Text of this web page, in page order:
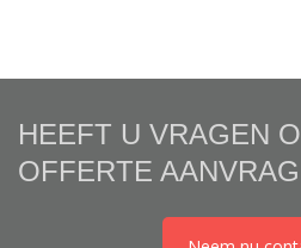
HEEFT U VRAGEN
OFFERTE